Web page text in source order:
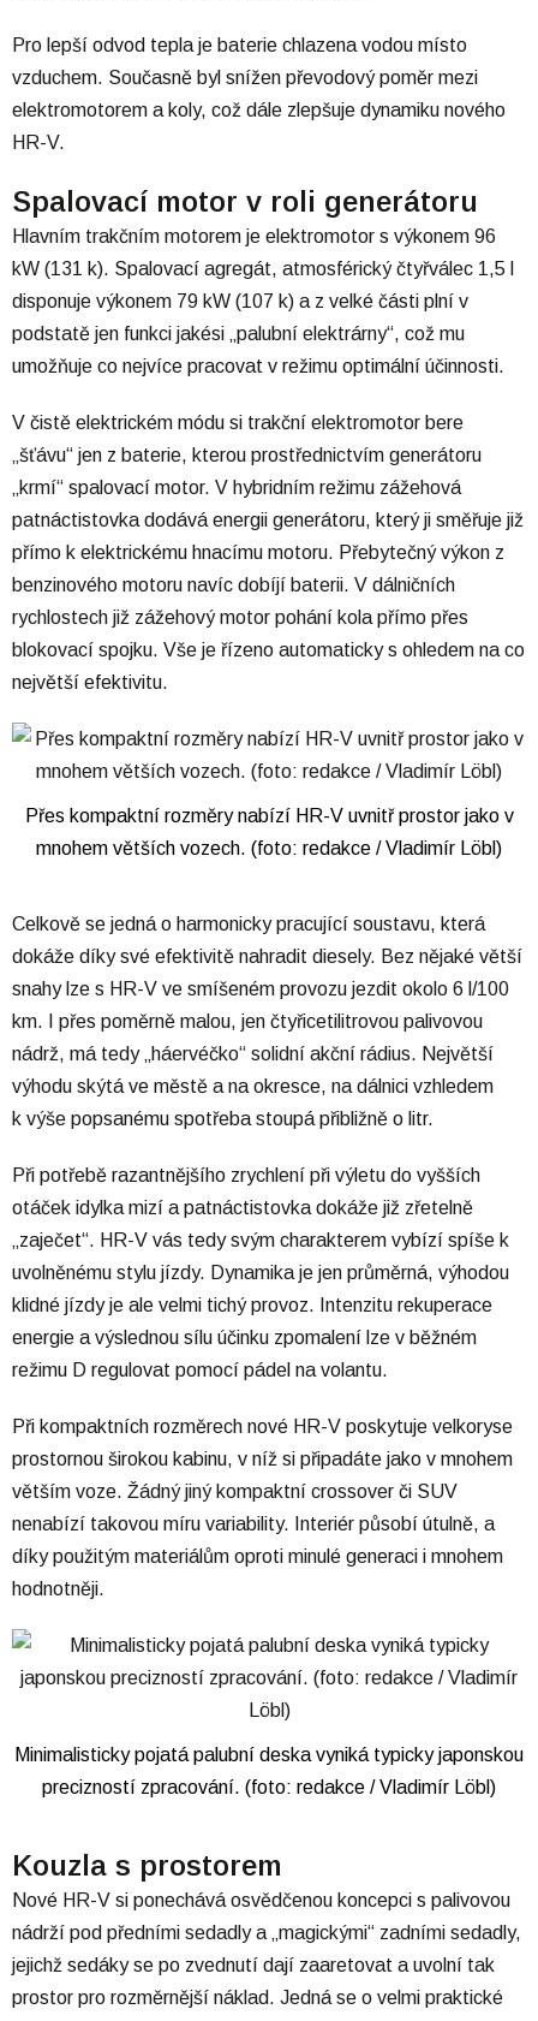
Pro lepší odvod tepla je baterie chlazena vodou místo
vzduchem. Současně byl snížen převodový poměr mezi
elektromotorem a koly, což dále zlepšuje dynamiku nového
HR-V.
Spalovací motor v roli generátoru
Hlavním trakčním motorem je elektromotor s výkonem 96
kW (131 k). Spalovací agregát, atmosférický čtyřválec 1,5 l
disponuje výkonem 79 kW (107 k) a z velké části plní v
podstatě jen funkci jakési „palubní elektrárny“, což mu
umožňuje co nejvíce pracovat v režimu optimální účinnosti.
V čistě elektrickém módu si trakční elektromotor bere
„šťávu“ jen z baterie, kterou prostřednictvím generátoru
„krmí“ spalovací motor. V hybridním režimu zážehová
patnáctistovka dodává energii generátoru, který ji směřuje již
přímo k elektrickému hnacímu motoru. Přebytečný výkon z
benzinového motoru navíc dobíjí baterii. V dálničních
rychlostech již zážehový motor pohání kola přímo přes
blokovací spojku. Vše je řízeno automaticky s ohledem na co
největší efektivitu.
Přes kompaktní rozměry nabízí HR-V uvnitř prostor jako v
mnohem větších vozech. (foto: redakce / Vladimír Löbl)
Celkově se jedná o harmonicky pracující soustavu, která
dokáže díky své efektivitě nahradit diesely. Bez nějaké větší
snahy lze s HR-V ve smíšeném provozu jezdit okolo 6 l/100
km. I přes poměrně malou, jen čtyřicetilitrovou palivovou
nádrž, má tedy „háervéčko“ solidní akční rádius. Největší
výhodu skýtá ve městě a na okresce, na dálnici vzhledem
k výše popsanému spotřeba stoupá přibližně o litr.
Při potřebě razantnějšího zrychlení při výletu do vyšších
otáček idylka mizí a patnáctistovka dokáže již zřetelně
„zaječet“. HR-V vás tedy svým charakterem vybízí spíše k
uvolněnému stylu jízdy. Dynamika je jen průměrná, výhodou
klidné jízdy je ale velmi tichý provoz. Intenzitu rekuperace
energie a výslednou sílu účinku zpomalení lze v běžném
režimu D regulovat pomocí pádel na volantu.
Při kompaktních rozměrech nové HR-V poskytuje velkoryse
prostornou širokou kabinu, v níž si připadáte jako v mnohem
větším voze. Žádný jiný kompaktní crossover či SUV
nenabízí takovou míru variability. Interiér působí útulně, a
díky použitým materiálům oproti minulé generaci i mnohem
hodnotněji.
Minimalisticky pojatá palubní deska vyniká typicky japonskou
precizností zpracování. (foto: redakce / Vladimír Löbl)
Kouzla s prostorem
Nové HR-V si ponechává osvědčenou koncepci s palivovou
nádrží pod předními sedadly a „magickými“ zadními sedadly,
jejichž sedáky se po zvednutí dají zaaretovat a uvolní tak
prostor pro rozměrnější náklad. Jedná se o velmi praktické